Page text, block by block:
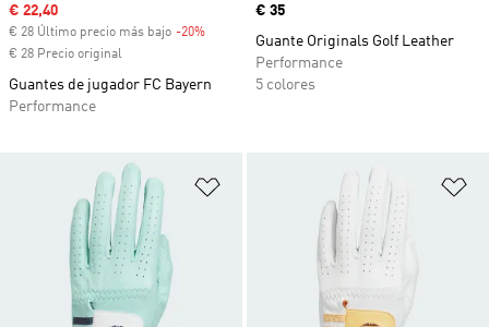
Precio de venta
€ 22,40
€ 28 Último precio más bajo -20% Descuento
€ 28 Precio original
Guantes de jugador FC Bayern
Performance
Precio
€ 35
Guante Originals Golf Leather
Performance
5 colores
Añadir a la lista de deseos